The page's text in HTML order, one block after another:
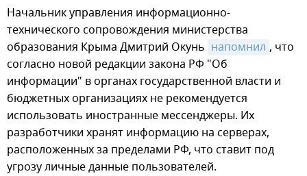
Начальник управления информационно-
технического сопровождения министерства
образования Крыма Дмитрий Окунь напомнил , что
согласно новой редакции закона РФ "Об
информации" в органах государственной власти и
бюджетных организациях не рекомендуется
использовать иностранные мессенджеры. Их
разработчики хранят информацию на серверах,
расположенных за пределами РФ, что ставит под
угрозу личные данные пользователей.